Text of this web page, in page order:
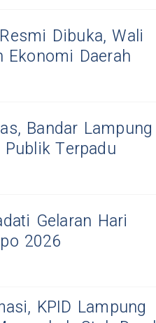
Dibuka, Wali
Ekonomi Daerah
Bandar Lampung
Terpadu
Gelaran Hari
2026
KPID Lampung